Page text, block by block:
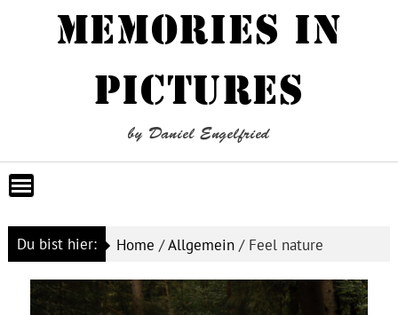
MEMORIES IN
PICTURES
by Daniel Engelfried
Du bist hier: Home /Allgemein / Feel nature